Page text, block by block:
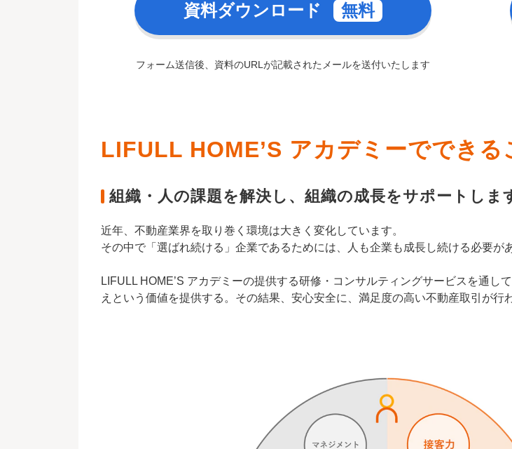
資料ダウンロード
フォーム送信後、資料のURLが記載されたメールを送付いたします
LIFULL HOME’S アカデミーでできる
組織・人の課題を解決し、組織の成長をサポートしま
近年、不動産業界を取り巻く環境は大きく変化しています。
その中で「選ばれ続ける」企業であるためには、人も企業も成長し続ける必要が
LIFULL HOME’S アカデミーの提供する研修・コンサルティングサービスを通
えという価値を提供する。その結果、安心安全に、満足度の高い不動産取引が行